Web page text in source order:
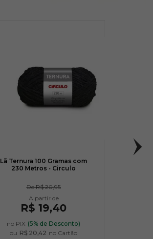
R$ 2,95
54
Lã Ternura 100 Gramas com
230 Metros - Circulo
DeR$ 20,95
R$ 19,40
no PIX (5% de Desconto)
ou R$ 20,42 no Cartão